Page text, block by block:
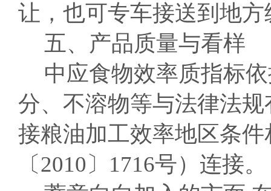
让，也可专车接送到地
五、产品质量与看样
中应食物效率质指标
分、不溶物等与法律法
接粮油加工效率地区条
〔2010〕1716号）连接。